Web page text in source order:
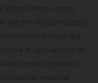
Vittorio Veneto, mons.
alle ore 10.00 presiederà
Veneto. Dopo due
di San Giacomo di
anni come cappellano
nei reparti di